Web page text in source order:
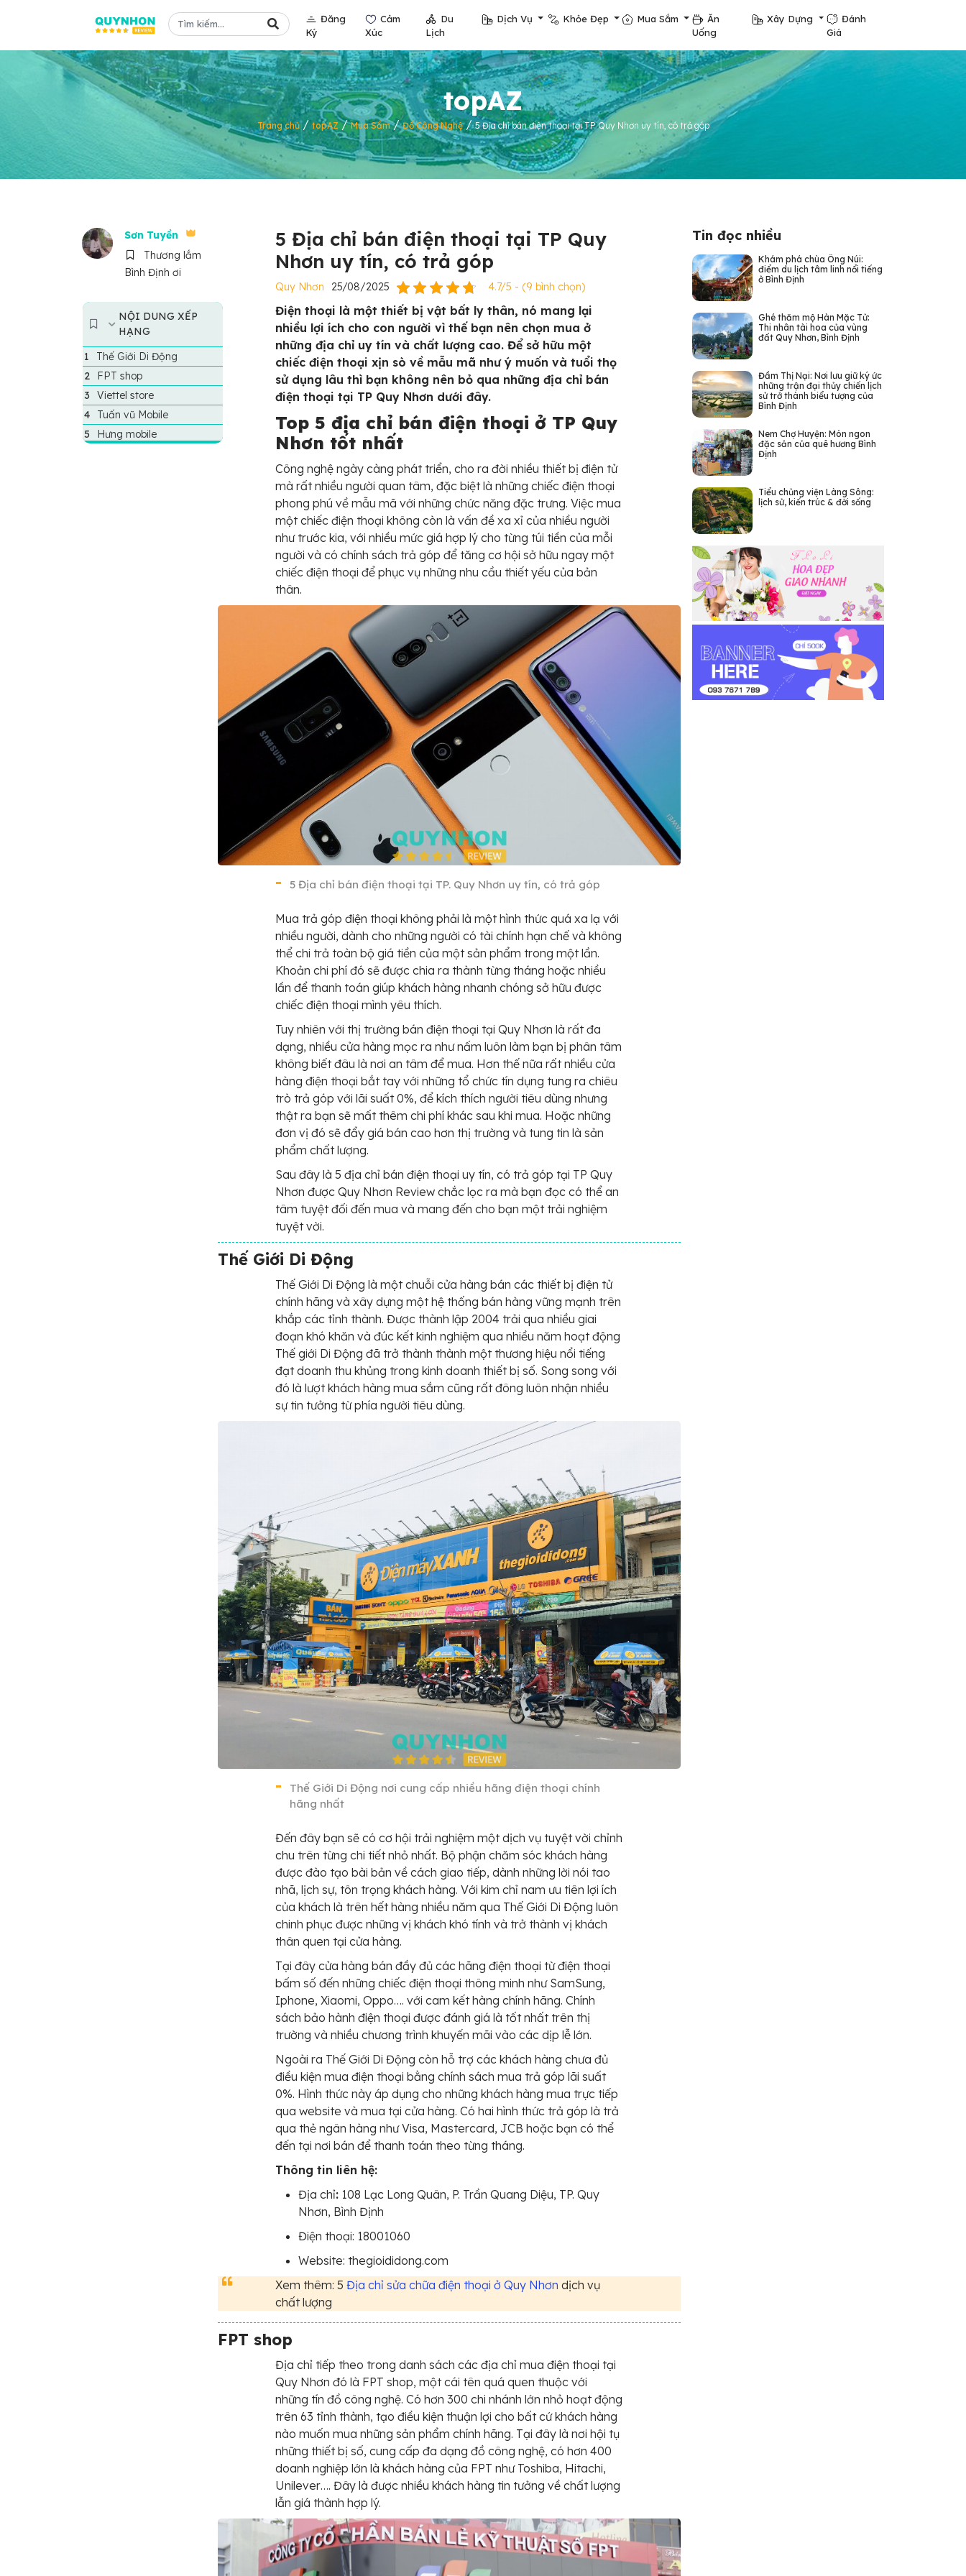
Đăng
Ký
Cảm
Xúc
Du
Lịch
Dịch Vụ Khỏe Đẹp Mua Sắm
Ăn
Uống
Xây Dựng
Đánh
Giá
topAZ
Trang chủ/topAZ/Mua Sắm/Đồ Công Nghệ/5 Địa chỉ bán điện thoại tại TP Quy Nhơn uy tín, có trả góp
Sơn Tuyền
Thương lắm
Bình Định ơi
5 Địa chỉ bán điện thoại tại TP Quy
Nhơn uy tín, có trả góp
Quy Nhơn 25/08/2025 4.7/5 - (9 bình chọn)
NỘI DUNG XẾP
HẠNG
Thế Giới Di Động
FPT shop
Viettel store
Tuấn vũ Mobile
Hưng mobile
Điện thoại là một thiết bị vật bất ly thân, nó mang lại
nhiều lợi ích cho con người vì thế bạn nên chọn mua ở
những địa chỉ uy tín và chất lượng cao. Để sở hữu một
chiếc điện thoại xịn sò về mẫu mã như ý muốn và tuổi thọ
sử dụng lâu thì bạn không nên bỏ qua những địa chỉ bán
điện thoại tại TP Quy Nhơn dưới đây.
Top 5 địa chỉ bán điện thoại ở TP Quy
Nhơn tốt nhất
Công nghệ ngày càng phát triển, cho ra đời nhiều thiết bị điện tử
mà rất nhiều người quan tâm, đặc biệt là những chiếc điện thoại
phong phú về mẫu mã với những chức năng đặc trưng. Việc mua
một chiếc điện thoại không còn là vấn đề xa xỉ của nhiều người
như trước kia, với nhiều mức giá hợp lý cho từng túi tiền của mỗi
người và có chính sách trả góp để tăng cơ hội sở hữu ngay một
chiếc điện thoại để phục vụ những nhu cầu thiết yếu của bản
thân.
5 Địa chỉ bán điện thoại tại TP. Quy Nhơn uy tín, có trả góp
Mua trả góp điện thoại không phải là một hình thức quá xa lạ với
nhiều người, dành cho những người có tài chính hạn chế và không
thể chi trả toàn bộ giá tiền của một sản phẩm trong một lần.
Khoản chi phí đó sẽ được chia ra thành từng tháng hoặc nhiều
lần để thanh toán giúp khách hàng nhanh chóng sở hữu được
chiếc điện thoại mình yêu thích.
Tuy nhiên với thị trường bán điện thoại tại Quy Nhơn là rất đa
dạng, nhiều cửa hàng mọc ra như nấm luôn làm bạn bị phân tâm
không biết đâu là nơi an tâm để mua. Hơn thế nữa rất nhiều cửa
hàng điện thoại bắt tay với những tổ chức tín dụng tung ra chiêu
trò trả góp với lãi suất 0%, để kích thích người tiêu dùng nhưng
thật ra bạn sẽ mất thêm chi phí khác sau khi mua. Hoặc những
đơn vị đó sẽ đẩy giá bán cao hơn thị trường và tung tin là sản
phẩm chất lượng.
Sau đây là 5 địa chỉ bán điện thoại uy tín, có trả góp tại TP Quy
Nhơn được Quy Nhơn Review chắc lọc ra mà bạn đọc có thể an
tâm tuyệt đối đến mua và mang đến cho bạn một trải nghiệm
tuyệt vời.
Thế Giới Di Động
Thế Giới Di Động là một chuỗi cửa hàng bán các thiết bị điện tử
chính hãng và xây dựng một hệ thống bán hàng vững mạnh trên
khắp các tỉnh thành. Được thành lập 2004 trải qua nhiều giai
đoạn khó khăn và đúc kết kinh nghiệm qua nhiều năm hoạt động
Thế giới Di Động đã trở thành thành một thương hiệu nổi tiếng
đạt doanh thu khủng trong kinh doanh thiết bị số. Song song với
đó là lượt khách hàng mua sắm cũng rất đông luôn nhận nhiều
sự tin tưởng từ phía người tiêu dùng.
Thế Giới Di Động nơi cung cấp nhiều hãng điện thoại chính
hãng nhất
Đến đây bạn sẽ có cơ hội trải nghiệm một dịch vụ tuyệt vời chỉnh
chu trên từng chi tiết nhỏ nhất. Bộ phận chăm sóc khách hàng
được đào tạo bài bản về cách giao tiếp, dành những lời nói tao
nhã, lịch sự, tôn trọng khách hàng. Với kim chỉ nam ưu tiên lợi ích
của khách là trên hết hàng nhiều năm qua Thế Giới Di Động luôn
chinh phục được những vị khách khó tính và trở thành vị khách
thân quen tại cửa hàng.
Tại đây cửa hàng bán đầy đủ các hãng điện thoại từ điện thoại
bấm số đến những chiếc điện thoại thông minh như SamSung,
Iphone, Xiaomi, Oppo…. với cam kết hàng chính hãng. Chính
sách bảo hành điện thoại được đánh giá là tốt nhất trên thị
trường và nhiều chương trình khuyến mãi vào các dịp lễ lớn.
Ngoài ra Thế Giới Di Động còn hỗ trợ các khách hàng chưa đủ
điều kiện mua điện thoại bằng chính sách mua trả góp lãi suất
0%. Hình thức này áp dụng cho những khách hàng mua trực tiếp
qua website và mua tại cửa hàng. Có hai hình thức trả góp là trả
qua thẻ ngân hàng như Visa, Mastercard, JCB hoặc bạn có thể
đến tại nơi bán để thanh toán theo từng tháng.
Thông tin liên hệ:
Địa chỉ: 108 Lạc Long Quân, P. Trần Quang Diệu, TP. Quy
Nhơn, Bình Định
Điện thoại: 18001060
Website: thegioididong.com
Xem thêm: 5 Địa chỉ sửa chữa điện thoại ở Quy Nhơn dịch vụ
chất lượng
FPT shop
Địa chỉ tiếp theo trong danh sách các địa chỉ mua điện thoại tại
Quy Nhơn đó là FPT shop, một cái tên quá quen thuộc với
những tín đồ công nghệ. Có hơn 300 chi nhánh lớn nhỏ hoạt động
trên 63 tỉnh thành, tạo điều kiện thuận lợi cho bất cứ khách hàng
nào muốn mua những sản phẩm chính hãng. Tại đây là nơi hội tụ
những thiết bị số, cung cấp đa dạng đồ công nghệ, có hơn 400
doanh nghiệp lớn là khách hàng của FPT như Toshiba, Hitachi,
Unilever…. Đây là được nhiều khách hàng tin tưởng về chất lượng
lẫn giá thành hợp lý.
Tin đọc nhiều
Khám phá chùa Ông Núi:
điểm du lịch tâm linh nổi tiếng
ở Bình Định
Ghé thăm mộ Hàn Mặc Tử:
Thi nhân tài hoa của vùng
đất Quy Nhơn, Bình Định
Đầm Thị Nại: Nơi lưu giữ ký ức
những trận đại thủy chiến lịch
sử trở thành biểu tượng của
Bình Định
Nem Chợ Huyện: Món ngon
đặc sản của quê hương Bình
Định
Tiểu chủng viện Làng Sông:
lịch sử, kiến trúc & đời sống